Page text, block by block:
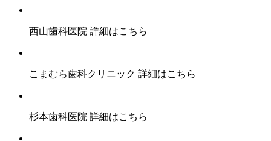
西山歯科医院 詳細はこちら
こまむら歯科クリニック 詳細はこちら
杉本歯科医院 詳細はこちら